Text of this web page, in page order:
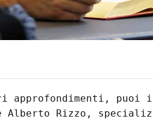
approfondimenti, puoi
Alberto Rizzo,